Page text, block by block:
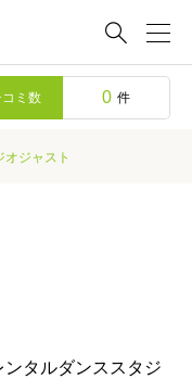

コミ数 0 件
オジャスト
タルダンススタジ